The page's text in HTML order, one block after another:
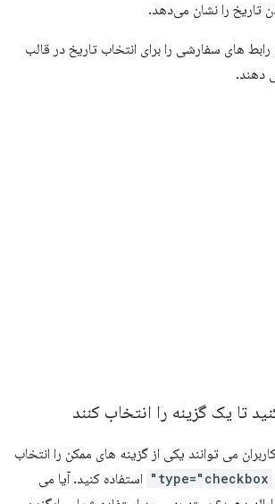
را نشان می‌دهد.
سفارشی را برای انتخاب تاریخ در قالب
یک گزینه را انتخاب کنند
می توانند یکی از گزینه های ممکن را انتخاب
استفاده کنید. آیا می